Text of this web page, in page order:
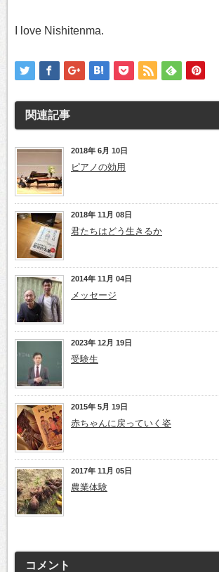
I love Nishitenma.
関連記事
2018年 6月 10日
ピアノの効用
2018年 11月 08日
君たちはどう生きるか
2014年 11月 04日
メッセージ
2023年 12月 19日
受験生
2015年 5月 19日
赤ちゃんに戻っていく姿
2017年 11月 05日
農業体験
コメント